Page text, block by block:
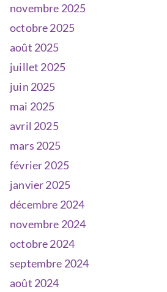
novembre 2025
octobre 2025
août 2025
juillet 2025
juin 2025
mai 2025
avril 2025
mars 2025
février 2025
janvier 2025
décembre 2024
novembre 2024
octobre 2024
septembre 2024
août 2024